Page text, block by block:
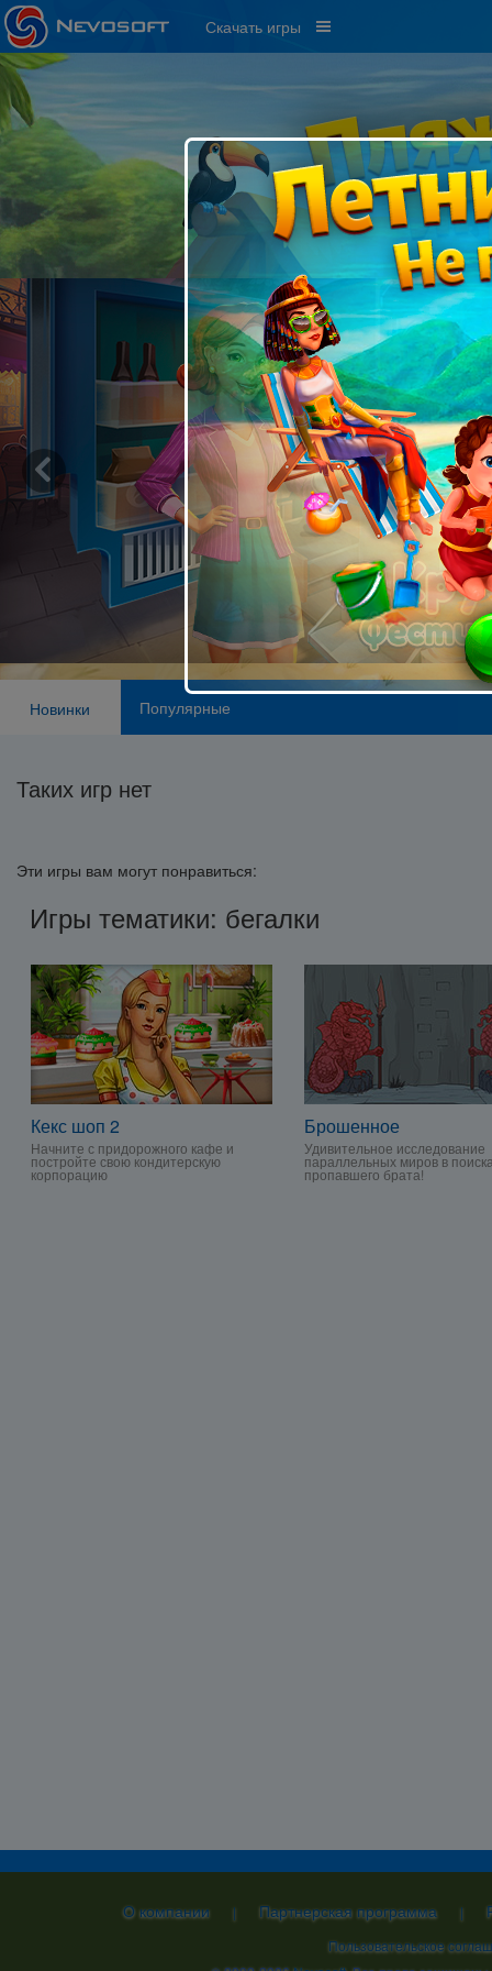
Скачать игры
Новинки Популярные
Таких игр нет
Эти игры вам могут понравиться:
Игры тематики: бегалки
Кекс шоп 2
Начните с придорожного кафе и
постройте свою кондитерскую
корпорацию
Брошенное
Удивительное исследование
параллельных миров в
пропавшего брата!
О компании | Партнерская программа |
Пользовательское